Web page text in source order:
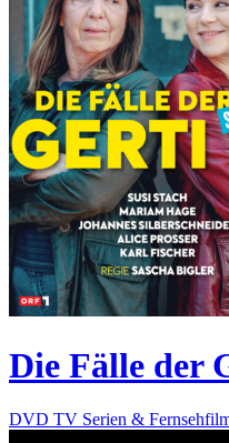
Die Fälle der
DVD TV Serien &